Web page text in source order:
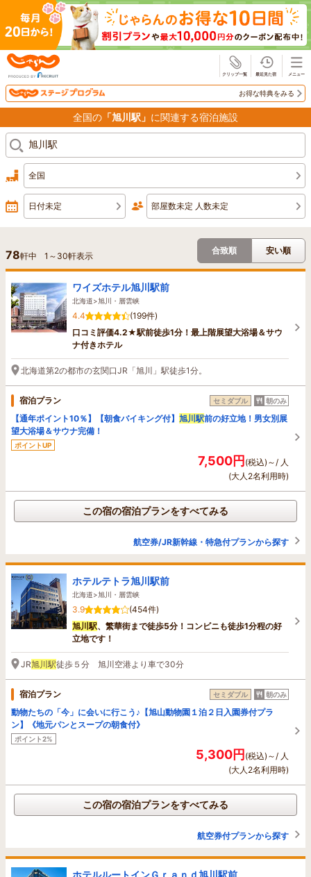
お得な特典をみる
全国の 「旭川駅」 に関連する宿泊施設
全国
日付未定 部屋数未定 人数未定
78軒中 1 ～ 30軒表示
合致順 安い順
ワイズホテル旭川駅前
北海道>旭川・層雲峡
4.4
(199件)
口コミ評価4.2★駅前徒歩1分！最上階展望大浴場＆サウ
ナ付きホテル
北海道第2の都市の玄関口JR「旭川」駅徒歩1分。
宿泊プラン セミダブル 朝のみ
【通年ポイント10％】【朝食バイキング付】 旭川駅前の好立地！男女別展
望大浴場＆サウナ完備！
ポイントUP
7,500円(税込)～/ 人
(大人2名利用時)
この宿の宿泊プランをすべてみる
航空券/JR新幹線・特急付プランから探す
ホテルテトラ旭川駅前
北海道>旭川・層雲峡
3.9
(454件)
旭川駅、繁華街まで徒歩5分！コンビニも徒歩1分程の好
立地です！
JR旭川駅徒歩５分 旭川空港より車で30分
宿泊プラン セミダブル 朝のみ
動物たちの「今」に会いに行こう♪【旭山動物園１泊２日入園券付プラ
ン】《地元パンとスープの朝食付》
ポイント2%
5,300円(税込)～/ 人
(大人2名利用時)
この宿の宿泊プランをすべてみる
航空券付プランから探す
ホテルルートインＧｒａｎｄ旭川駅前